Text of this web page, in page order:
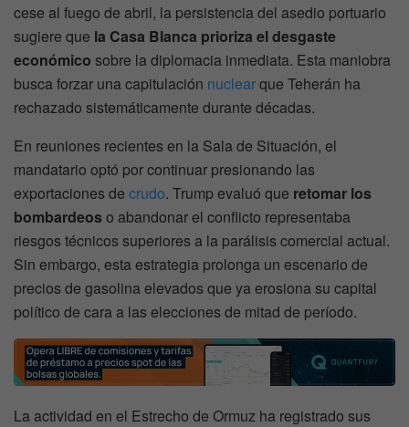
cese al fuego de abril, la persistencia del asedio portuario
sugiere que la Casa Blanca prioriza el desgaste
económico sobre la diplomacia inmediata. Esta maniobra
busca forzar una capitulación nuclearque Teherán ha
rechazado sistemáticamente durante décadas.
En reuniones recientes en la Sala de Situación, el
mandatario optó por continuar presionando las
exportaciones de crudo. Trump evaluó que retomar los
bombardeos o abandonar el conflicto representaba
riesgos técnicos superiores a la parálisis comercial actual.
Sin embargo, esta estrategia prolonga un escenario de
precios de gasolina elevados que ya erosiona su capital
político de cara a las elecciones de mitad de período.
La actividad en el Estrecho de Ormuz ha registrado sus